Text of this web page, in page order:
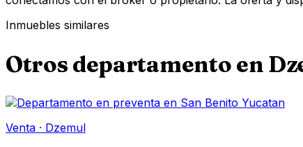
Inmuebles similares
Otros departamento en
Venta · Dzemul